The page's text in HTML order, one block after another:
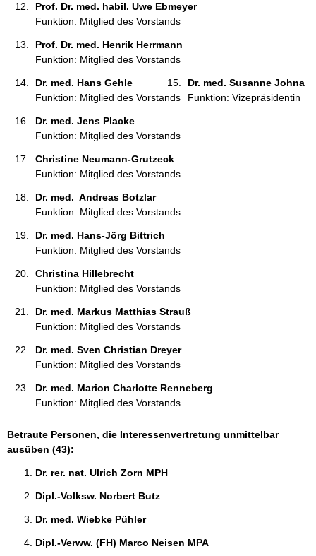
Prof. Dr. med. habil. Uwe Ebmeyer
Funktion: Mitglied des Vorstands
Prof. Dr. med. Henrik Herrmann
Funktion: Mitglied des Vorstands
Dr. med. Hans Gehle
Funktion: Mitglied des Vorstands
Dr. med. Susanne Johna
Funktion: Vizepräsidentin
Dr. med. Jens Placke
Funktion: Mitglied des Vorstands
Christine Neumann-Grutzeck
Funktion: Mitglied des Vorstands
Dr. med.  Andreas Botzlar
Funktion: Mitglied des Vorstands
Dr. med. Hans-Jörg Bittrich
Funktion: Mitglied des Vorstands
Christina Hillebrecht
Funktion: Mitglied des Vorstands
Dr. med. Markus Matthias Strauß
Funktion: Mitglied des Vorstands
Dr. med. Sven Christian Dreyer
Funktion: Mitglied des Vorstands
Dr. med. Marion Charlotte Renneberg
Funktion: Mitglied des Vorstands
Betraute Personen, die Interessenvertretung unmittelbar
ausüben (43):
Dr. rer. nat. Ulrich Zorn MPH
Dipl.-Volksw. Norbert Butz
Dr. med. Wiebke Pühler
Dipl.-Verww. (FH) Marco Neisen MPA